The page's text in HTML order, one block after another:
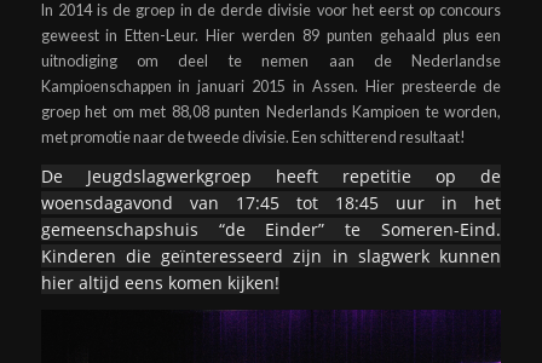
In 2014 is de groep in de derde divisie voor het eerst op concours
geweest in Etten-Leur. Hier werden 89 punten gehaald plus een
uitnodiging om deel te nemen aan de Nederlandse
Kampioenschappen in januari 2015 in Assen. Hier presteerde de
groep het om met 88,08 punten Nederlands Kampioen te worden,
met promotie naar de tweede divisie. Een schitterend resultaat!
De Jeugdslagwerkgroep heeft repetitie op de
woensdagavond van 17:45 tot 18:45 uur in het
gemeenschapshuis “de Einder” te Someren-Eind.
Kinderen die geïnteresseerd zijn in slagwerk kunnen
hier altijd eens komen kijken!